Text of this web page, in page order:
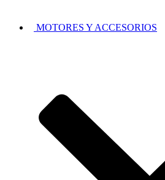
MOTORES Y ACCESORIOS